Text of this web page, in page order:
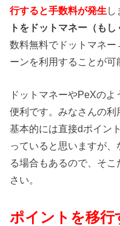
行すると手数料が発生 し
トをドットマネー（も
数料無料でドットマネ
ーンを利用することが可
ドットマネーやPeXの
便利です。みなさんの利
基本的には直接dポイン
っていると思いますが
る場合もあるので、そ
さい。
ポイントを移行